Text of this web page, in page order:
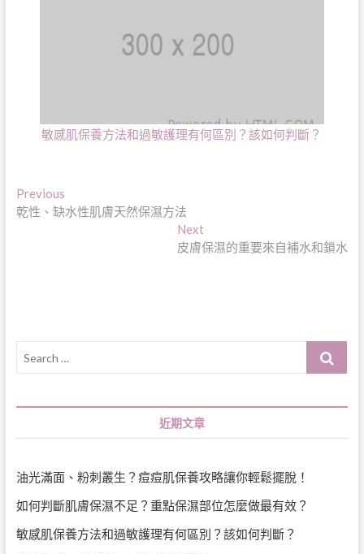
敏感肌保養方法和過敏護理有何區別？該如何判斷？
文
章
PreviousPrevious
post:
乾性、缺水性肌膚天然保濕方法
NextNext
post:
皮膚保濕的重要來自補水和鎖水
Search
近期文章
油光滿面、粉刺叢生？痘痘肌保養攻略讓你輕鬆擺脫！
如何判斷肌膚保濕不足？重點保濕部位怎麼做最有效？
敏感肌保養方法和過敏護理有何區別？該如何判斷？